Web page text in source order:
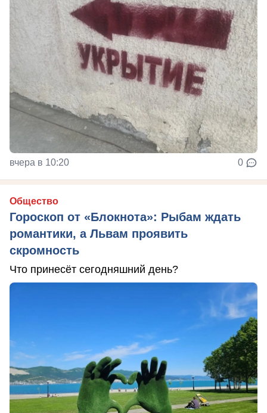
вчера в 10:20 0
Общество
Гороскоп от «Блокнота»: Рыбам ждать
романтики, а Львам проявить
скромность
Что принесёт сегодняшний день?